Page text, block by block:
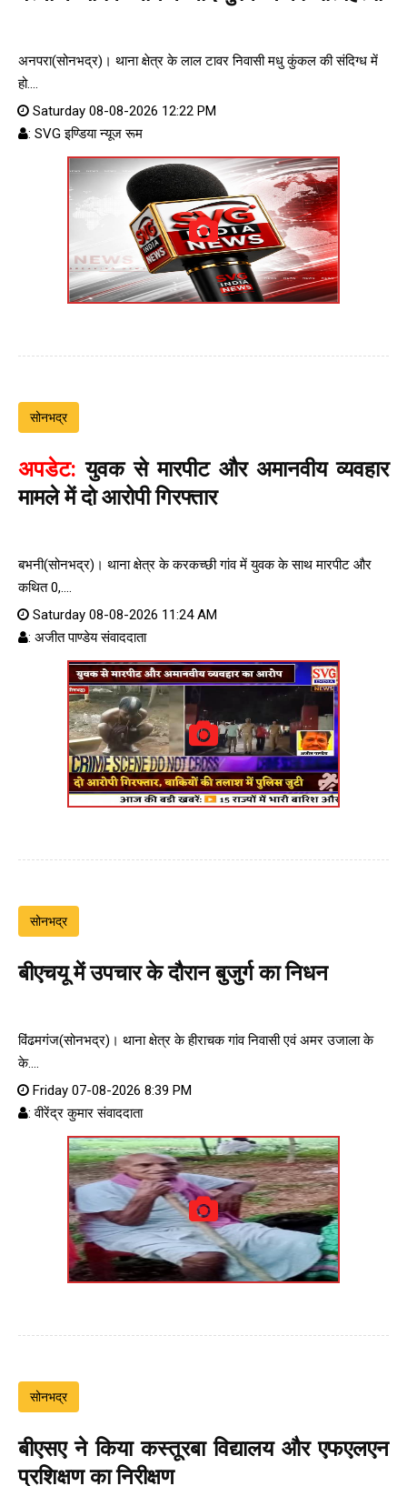
अनपरा(सोनभद्र)। थाना क्षेत्र के लाल टावर निवासी मधु कुंकल की संदिग्ध में
हो....
Saturday 08-08-2026 12:22 PM
: SVG इण्डिया न्यूज रूम
सोनभद्र
अपडेट: युवक से मारपीट और अमानवीय व्यवहार
मामले में दो आरोपी गिरफ्तार
बभनी(सोनभद्र)। थाना क्षेत्र के करकच्छी गांव में युवक के साथ मारपीट और
कथित 0,....
Saturday 08-08-2026 11:24 AM
: अजीत पाण्डेय संवाददाता
सोनभद्र
बीएचयू में उपचार के दौरान बुजुर्ग का निधन
विंढमगंज(सोनभद्र)। थाना क्षेत्र के हीराचक गांव निवासी एवं अमर उजाला के
के....
Friday 07-08-2026 8:39 PM
: वीरेंद्र कुमार संवाददाता
सोनभद्र
बीएसए ने किया कस्तूरबा विद्यालय और एफएलएन
प्रशिक्षण का निरीक्षण